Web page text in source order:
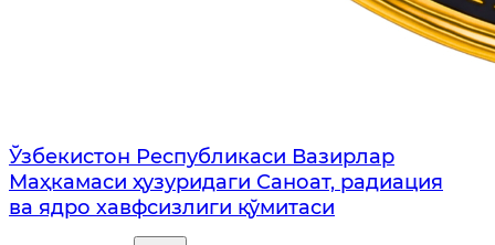
Ўзбекистон Республикаси Вазирлар
Маҳкамаси ҳузуридаги Саноат, радиация
ва ядро хавфсизлиги қўмитаси